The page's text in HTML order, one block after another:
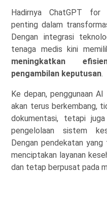
Hadirnya ChatGPT for
penting dalam
Dengan integrasi
tenaga medis kini
meningkatkan
pengambilan keputusan.
Ke depan, penggunaan
akan terus berkembang,
dokumentasi, tetapi
pengelolaan sistem
Dengan pendekatan
menciptakan layanan
dan tetap berpusat pada